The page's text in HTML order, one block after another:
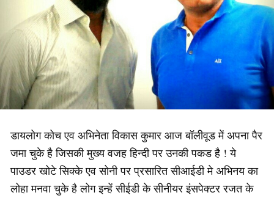
डायलोग कोच एव अभिनेता विकास कुमार आज बॉलीवूड में अपना पैर
जमा चुके है जिसकी मुख्य वजह हिन्दी पर उनकी पकड है ! ये
पाउडर खोटे सिक्के एव सोनी पर प्रसारित सीआईडी मे अभिनय का
लोहा मनवा चुके है लोग इन्हें सीईडी के सीनीयर इंसपेक्टर रजत के